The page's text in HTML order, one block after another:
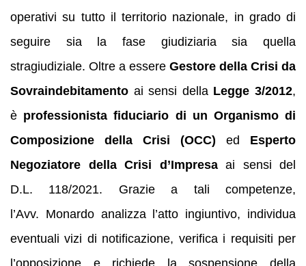
operativi su tutto il territorio nazionale, in grado di
seguire sia la fase giudiziaria sia quella
stragiudiziale. Oltre a essere Gestore della Crisi da
Sovraindebitamento ai sensi della Legge 3/2012,
è professionista fiduciario di un Organismo di
Composizione della Crisi (OCC) ed Esperto
Negoziatore della Crisi d’Impresaai sensi del
D.L. 118/2021. Grazie a tali competenze,
l’Avv. Monardo analizza l’atto ingiuntivo, individua
eventuali vizi di notificazione, verifica i requisiti per
l’opposizione e richiede la sospensione della